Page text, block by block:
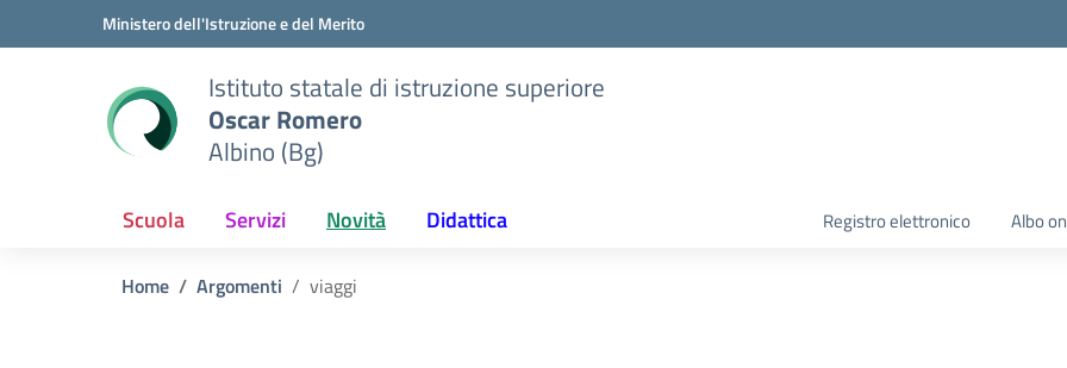
Vai ai contenuti
Vai al menu di navigazioneMinistero dell'Istruzione e del Merito
Istituto statale di istruzione superiore
Oscar Romero
Albino (Bg)
Scuola Servizi Novità Didattica Registro elettronico Albo
Home Argomenti viaggi